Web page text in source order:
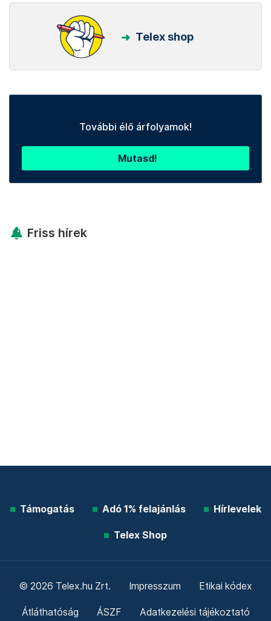
Telex shop
További élő árfolyamok!
Mutasd!
Friss hírek
Támogatás Adó 1% felajánlás Hírlevelek
Telex Shop
© 2026 Telex.hu Zrt. Impresszum Etikai kódex
Átláthatóság ÁSZF Adatkezelési tájékoztató